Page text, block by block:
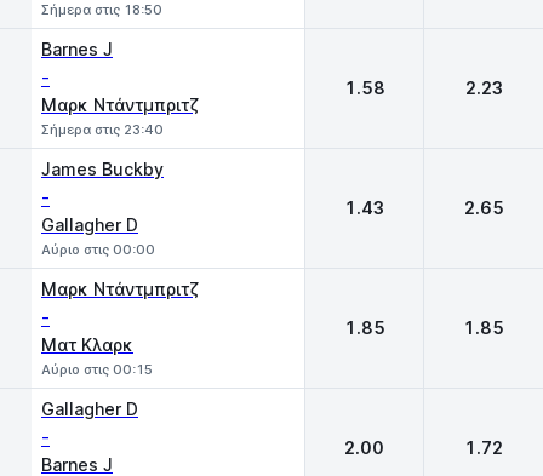
Σήμερα στις 18:50
Barnes J
-
Μαρκ Ντάντμπριτζ
Σήμερα στις 23:40
1.58 2.23
James Buckby
-
Gallagher D
Αύριο στις 00:00
1.43 2.65
Μαρκ Ντάντμπριτζ
-
Ματ Κλαρκ
Αύριο στις 00:15
1.85 1.85
Gallagher D
-
Barnes J
2.00 1.72